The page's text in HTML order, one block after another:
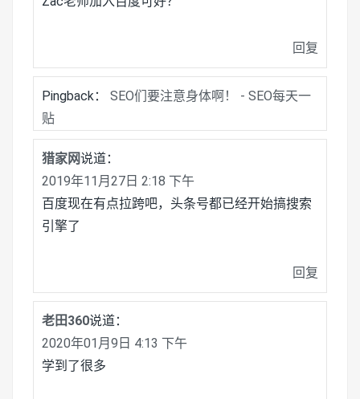
回复
Pingback： SEO们要注意身体啊！ - SEO每天一
贴
猎家网说道：
2019年11月27日 2:18 下午
百度现在有点拉跨吧，头条号都已经开始搞搜索
引擎了
回复
老田360说道：
2020年01月9日 4:13 下午
学到了很多